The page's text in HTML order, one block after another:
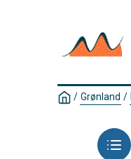
/ Grønland /